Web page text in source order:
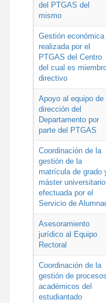
del PTGAS del
mismo
Gestión económica
realizada por el
PTGAS del Centro
del cual es
directivo
Apoyo al equipo de
dirección del
Departamento por
parte del PTGAS
Coordinación de la
gestión de la
matrícula de grado
máster universitario
efectuada por el
Servicio de
Asesoramiento
jurídico al Equipo
Rectoral
Coordinación de la
gestión de procesos
académicos del
estudiantado